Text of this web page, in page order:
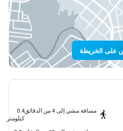
على الخريطة
مسافة مشي إلى 4 من الدقائق
0.4
كيلومتر